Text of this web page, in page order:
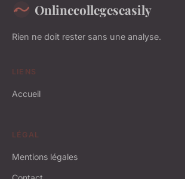
Onlinecollegeseasily
Rien ne doit rester sans une analyse.
LIENS
Accueil
LÉGAL
Mentions légales